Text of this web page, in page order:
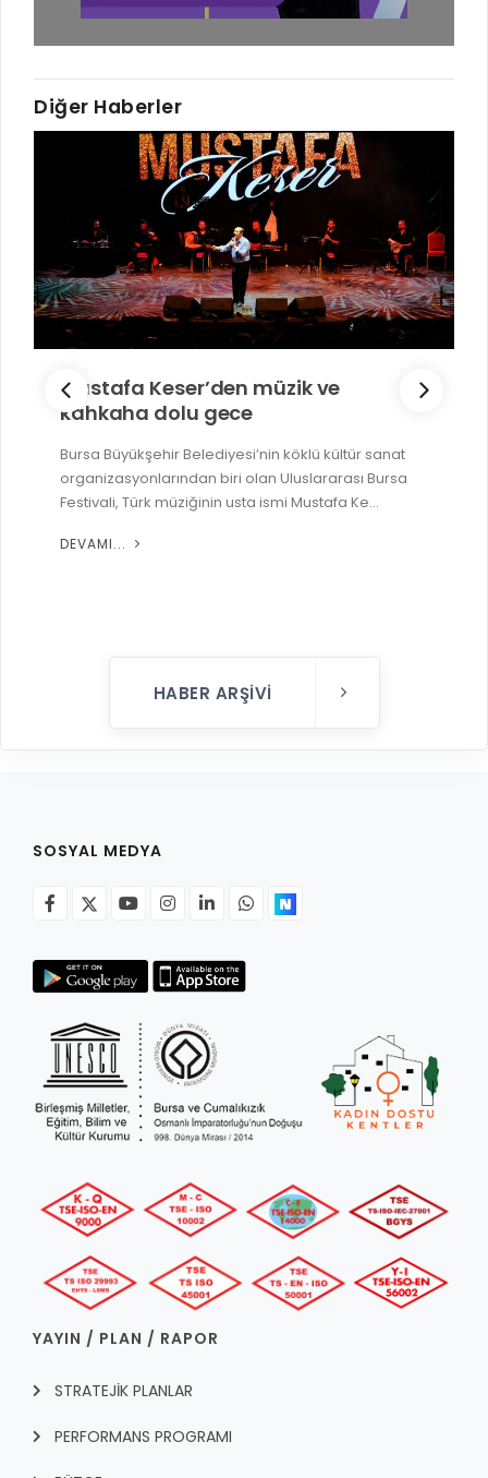
Diğer Haberler
Mustafa Keser’den müzik ve
kahkaha dolu gece
Bursa Büyükşehir Belediyesi’nin köklü kültür sanat
organizasyonlarından biri olan Uluslararası Bursa
Festivali, Türk müziğinin usta ismi Mustafa Ke...
DEVAMI...
HABER ARŞIVI
SOSYAL MEDYA
YAYIN / PLAN / RAPOR
STRATEJİK PLANLAR
PERFORMANS PROGRAMI